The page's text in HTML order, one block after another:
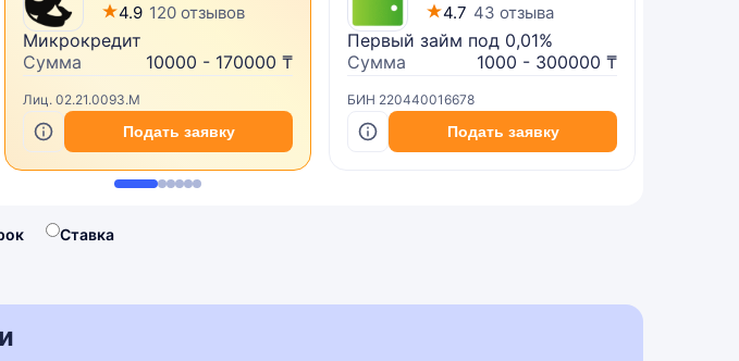
4.9 120 отзывов
Микрокредит
Сумма
10000 - 170000 ₸
Лиц. 02.21.0093.M
Подать заявку
4.7 43 отзыва
Первый займ под 0,01%
Сумма
1000 - 300000 ₸
БИН 220440016678
Подать заявку
Ставка